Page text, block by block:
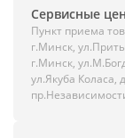
Сервисные
Пункт приема
г.Минск,
г.Минск,
ул.Якуба